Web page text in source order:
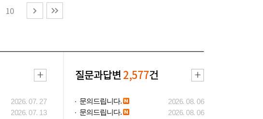
10
2026. 07. 27
2026. 07. 13
질문과답변 2,577건
문의드립니다.
2026. 08. 06
문의드립니다.
2026. 08. 06